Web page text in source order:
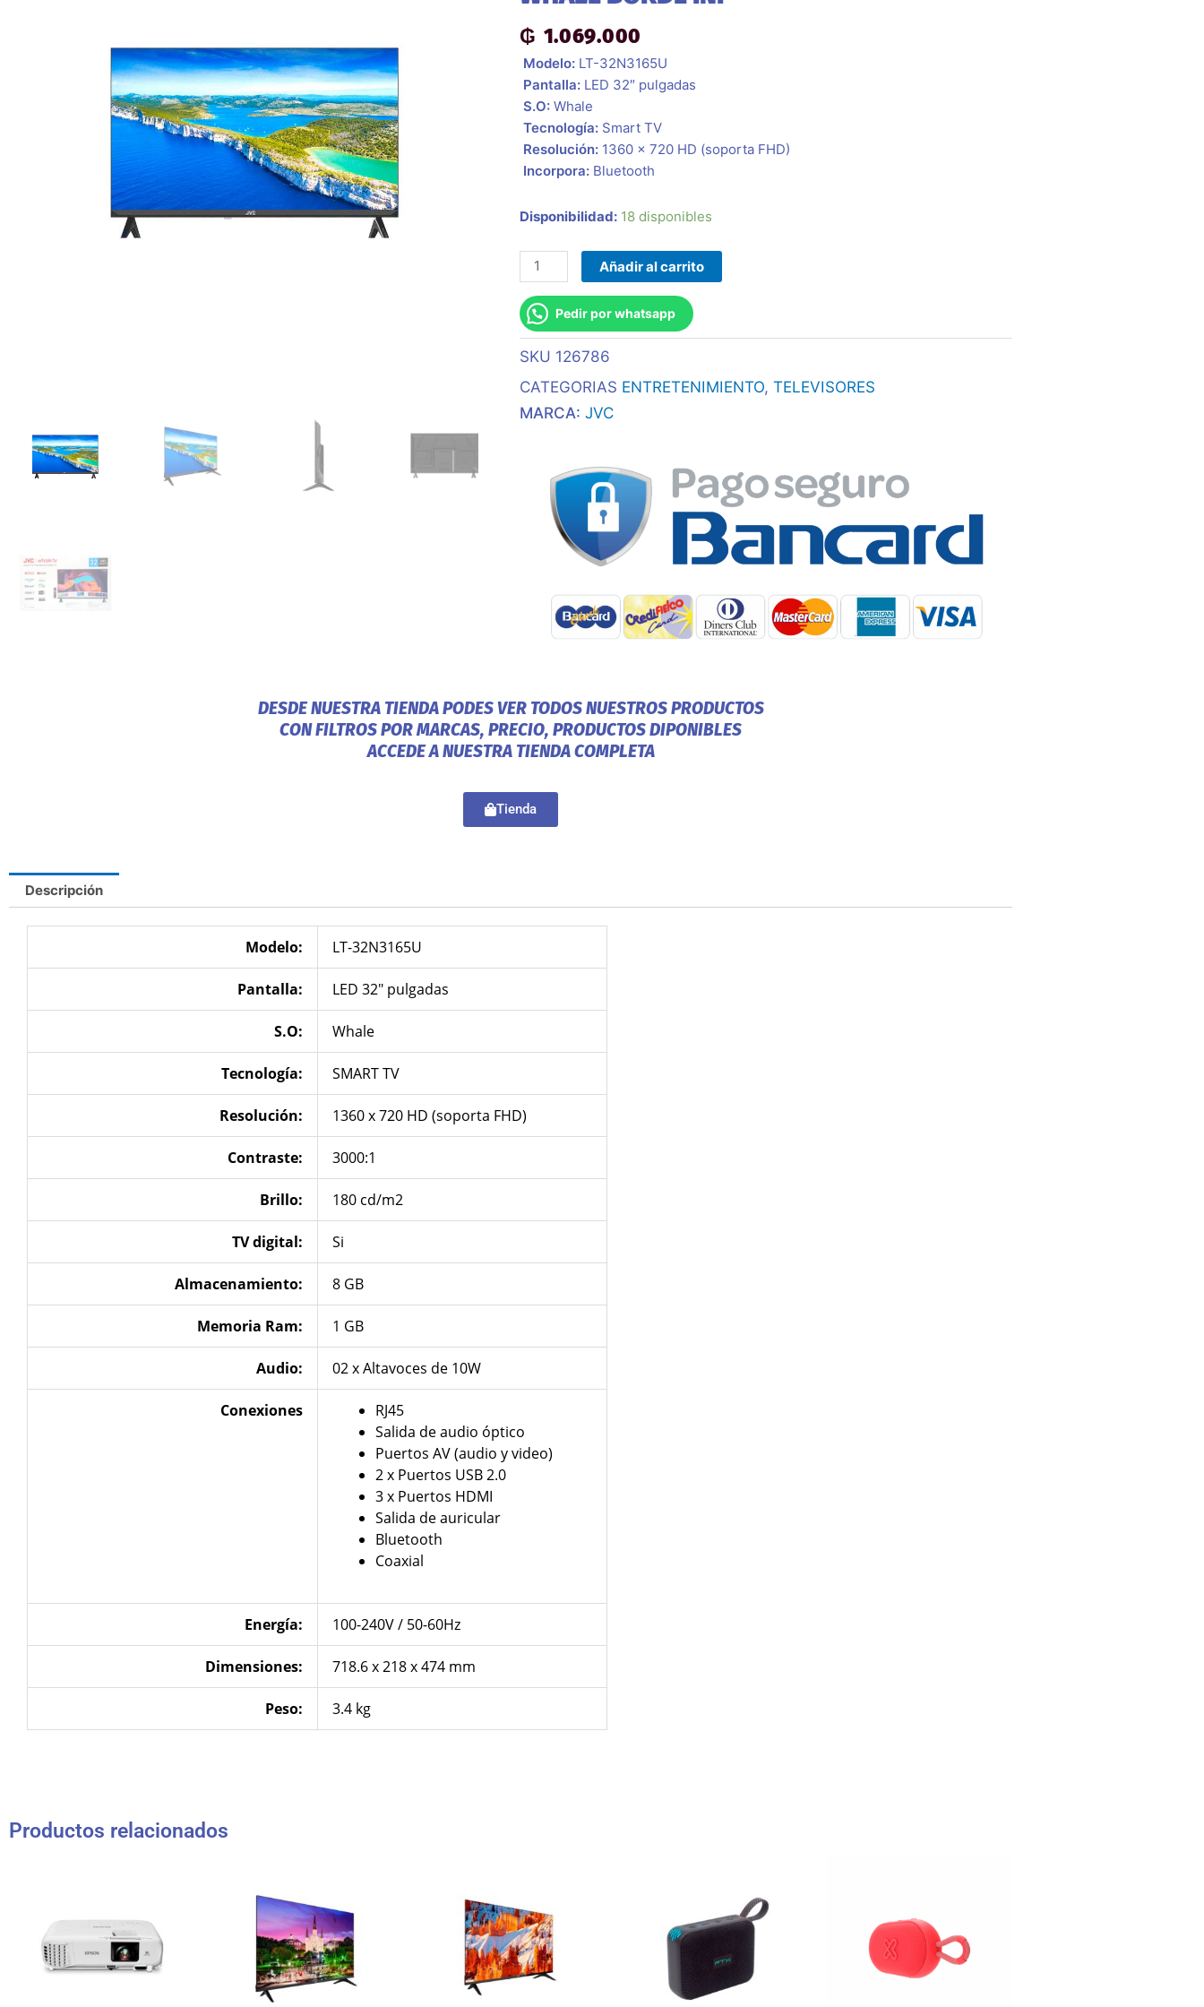
₲ 1.069.000
 Modelo: LT-32N3165U
 Pantalla: LED 32″ pulgadas
 S.O: Whale
 Tecnología: Smart TV
 Resolución: 1360 x 720 HD (soporta FHD)
 Incorpora: Bluetooth
Disponibilidad: 18 disponibles
Televisor
Jvc
Lt-
32n3165u
Fhd
Opt/
Dig/
Bluetooth/
3
Whale
Añadir al carrito
Pedir por whatsapp
SKU 126786
CATEGORIAS ENTRETENIMIENTO, TELEVISORES
MARCA: JVC
DESDE NUESTRA TIENDA PODES VER TODOS NUESTROS PRODUCTOS
CON FILTROS POR MARCAS, PRECIO, PRODUCTOS DIPONIBLES
ACCEDE A NUESTRA TIENDA COMPLETA
Tienda
Descripción
Modelo: LT-32N3165U
Pantalla: LED 32″ pulgadas
S.O: Whale
Tecnología: SMART TV
Resolución: 1360 x 720 HD (soporta FHD)
Contraste: 3000:1
Brillo: 180 cd/m2
TV digital: Si
Almacenamiento: 8 GB
Memoria Ram: 1 GB
Audio: 02 x Altavoces de 10W
Conexiones
RJ45
Salida de audio óptico
Puertos AV (audio y video)
2 x Puertos USB 2.0
3 x Puertos HDMI
Salida de auricular
Bluetooth
Coaxial
Energía: 100-240V / 50-60Hz
Dimensiones: 718.6 x 218 x 474 mm
Peso: 3.4 kg
Productos relacionados